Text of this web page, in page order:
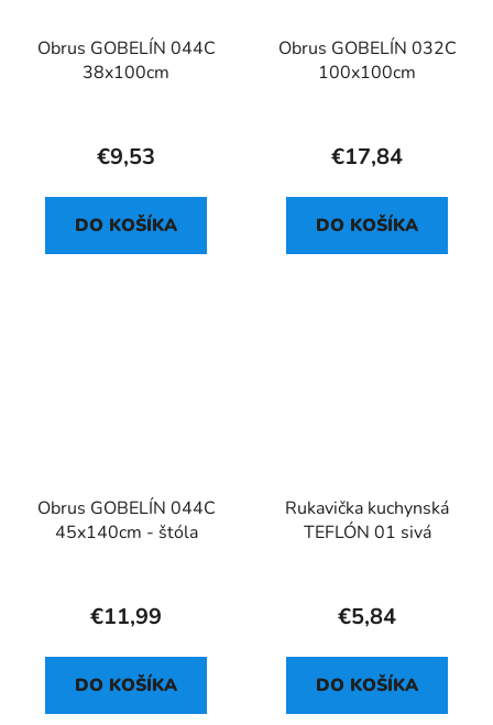
Obrus GOBELÍN 044C
38x100cm
€9,53
DO KOŠÍKA
Obrus GOBELÍN 032C
100x100cm
€17,84
DO KOŠÍKA
Obrus GOBELÍN 044C
45x140cm - štóla
€11,99
DO KOŠÍKA
Rukavička kuchynská
TEFLÓN 01 sivá
€5,84
DO KOŠÍKA